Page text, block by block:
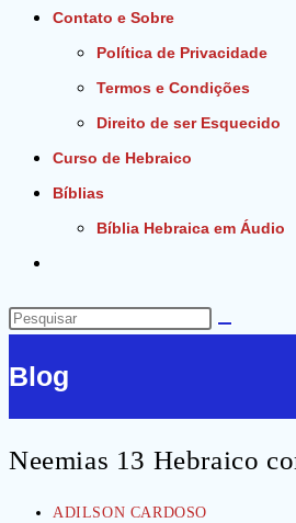
Contato e Sobre
Política de Privacidade
Termos e Condições
Direito de ser Esquecido
Curso de Hebraico
Bíblias
Bíblia Hebraica em Áudio
do
site
Pesquisar
site
Blog
Neemias 13 Hebraico
Autor
ADILSON CARDOSO